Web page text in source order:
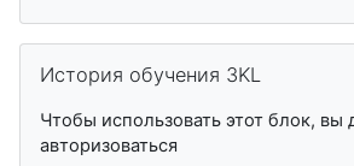
История обучения 3KL
Чтобы использовать этот блок,
авторизоваться